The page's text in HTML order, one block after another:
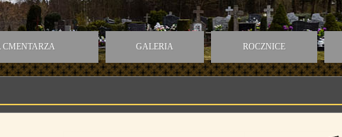
CMENTARZA GALERIA ROCZNICE